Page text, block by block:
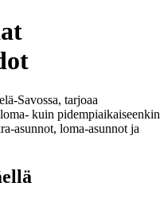
Savossa, tarjoaa
kuin pidempiaikaiseenkin
asunnot, loma-asunnot ja